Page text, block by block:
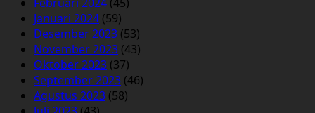
Januari 2024 (59)
Desember 2023 (53)
November 2023 (43)
Oktober 2023 (37)
September 2023 (46)
Agustus 2023 (58)